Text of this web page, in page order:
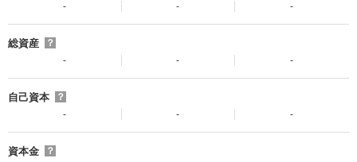
-
- -
総資産
？
-
- -
自己資本
？
-
- -
資本金
？